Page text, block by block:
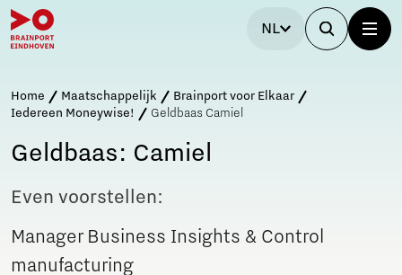
NL
Home Maatschappelijk
Brainport voor Elkaar
Iedereen Moneywise!
Geldbaas Camiel
Geldbaas: Camiel
Even voorstellen:
Manager Business Insights & Control
manufacturing